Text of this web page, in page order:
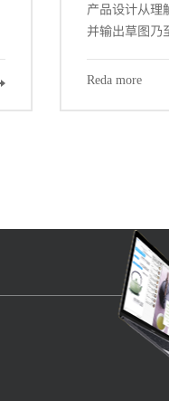
产品设计从理
并输出草图乃
设计师密切相
Reda more